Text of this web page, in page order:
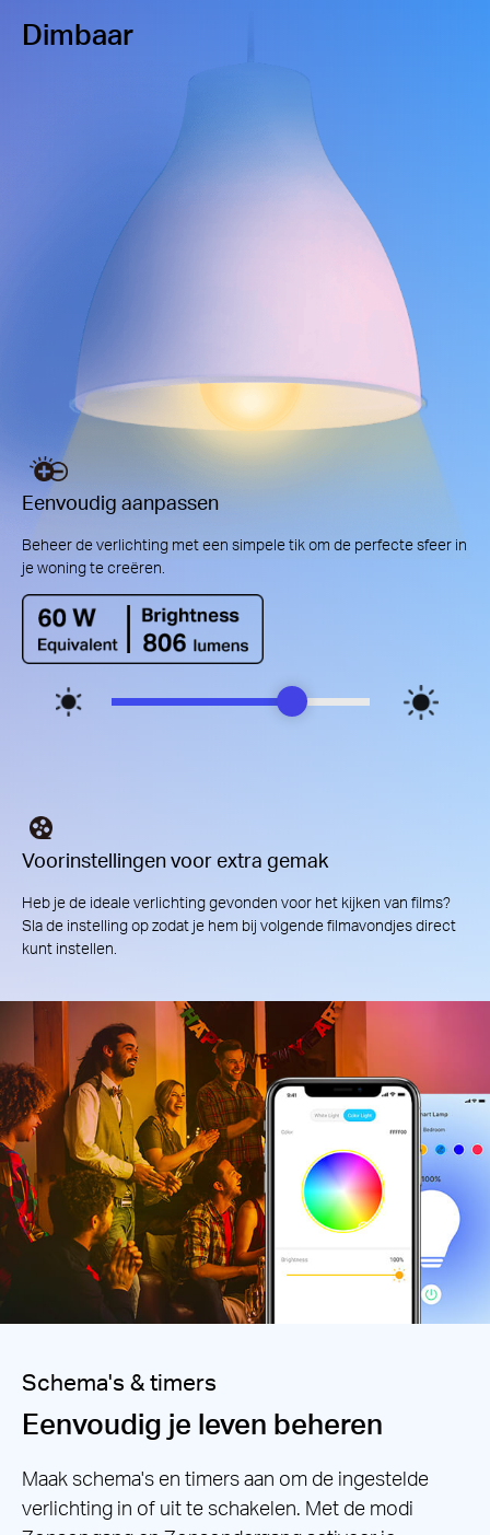
Dimbaar
Eenvoudig aanpassen
Beheer de verlichting met een simpele tik om de perfecte sfeer in
je woning te creëren.
Voorinstellingen voor extra gemak
Heb je de ideale verlichting gevonden voor het kijken van films?
Sla de instelling op zodat je hem bij volgende filmavondjes direct
kunt instellen.
Schema's & timers
Eenvoudig je leven beheren
Maak schema's en timers aan om de ingestelde
verlichting in of uit te schakelen. Met de modi